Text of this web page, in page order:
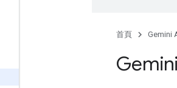
首頁 Gemini